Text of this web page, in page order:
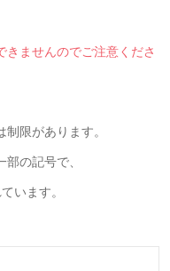
きませんのでご注意くださ
限があります。
の記号で、
います。